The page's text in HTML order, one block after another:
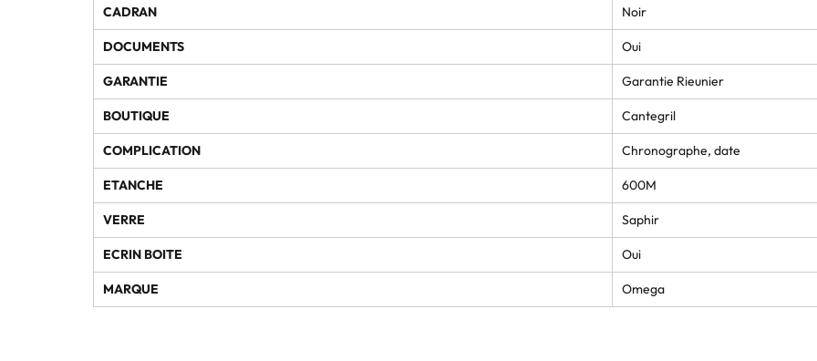
CADRAN Noir
DOCUMENTS Oui
GARANTIE Garantie Rieunier
BOUTIQUE Cantegril
COMPLICATION Chronographe, date
ETANCHE 600M
VERRE Saphir
ECRIN BOITE Oui
MARQUE Omega